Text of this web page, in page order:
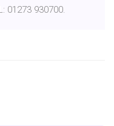
01273 930700.